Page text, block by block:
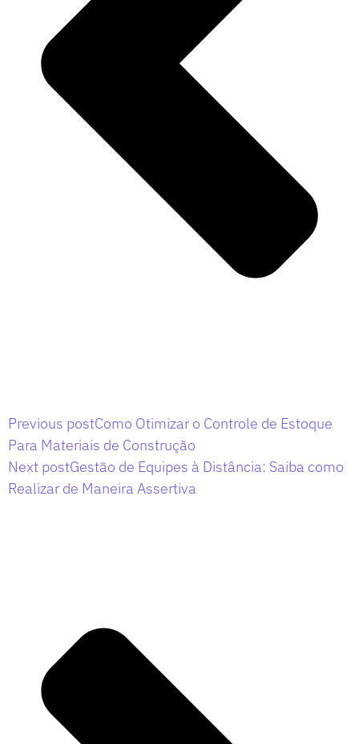
Previous postComo Otimizar o Controle de Estoque
Para Materiais de Construção
Next postGestão de Equipes à Distância: Saiba como
Realizar de Maneira Assertiva